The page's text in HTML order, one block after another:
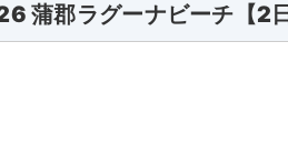
蒲郡ラグーナビーチ【2日